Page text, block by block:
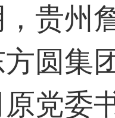
贵州
圆集
党委